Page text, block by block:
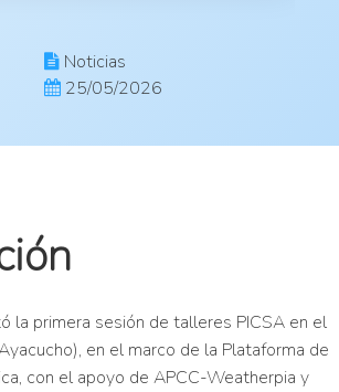
Noticias
25/05/2026
la primera sesión de talleres PICSA en el
en el marco de la Plataforma de
con el apoyo de APCC-Weatherpia y